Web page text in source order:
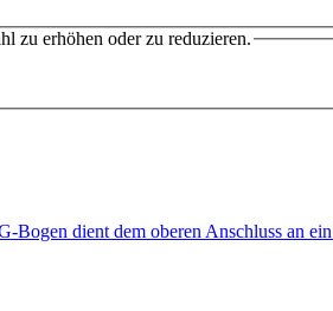
zu erhöhen oder zu reduzieren.
Bogen dient dem oberen Anschluss an